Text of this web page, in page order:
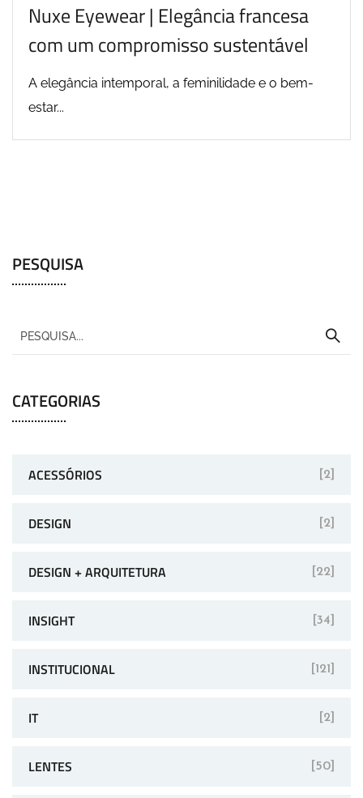
Nuxe Eyewear | Elegância francesa
com um compromisso sustentável
A elegância intemporal, a feminilidade e o bem-
estar...
PESQUISA
CATEGORIAS
ACESSÓRIOS [2]
DESIGN [2]
DESIGN + ARQUITETURA [22]
INSIGHT [34]
INSTITUCIONAL [121]
IT [2]
LENTES [50]